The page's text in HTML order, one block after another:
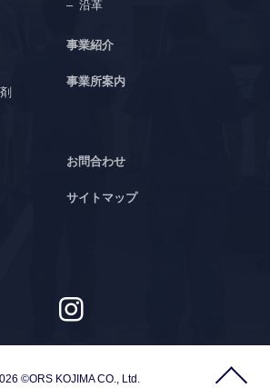
沿革
事業紹介
事業所案内
お問合わせ
サイトマップ
©ORS KOJIMA CO., Ltd.